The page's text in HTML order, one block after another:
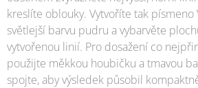
kreslíte oblouky. Vytvoříte tak písmeno
světlejší barvu pudru a vybarvěte
vytvořenou linií. Pro dosažení co
použijte měkkou houbičku a tmavou
spojte, aby výsledek působil